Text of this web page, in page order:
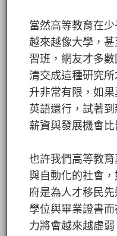
當然高等教育在
越來越像大學，
習班，網友才多
清交成這種研究
升非常有限，如
英語還行，試著
薪資與發展機會比
也許我們高等教
與自動化的社會
府是為人才移民
學位與畢業證書
力將會越來越虛弱